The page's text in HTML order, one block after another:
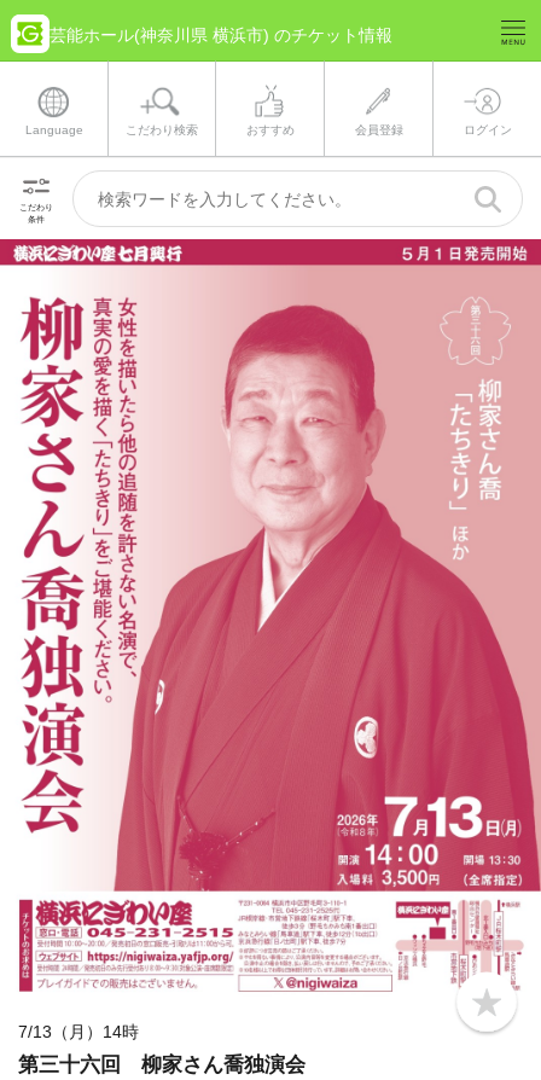
芸能ホール(神奈川県 横浜市) のチケット情報
Language こだわり検索 おすすめ 会員登録 ログイン
こだわり
条件
b
o
7/13（月）14時
第三十六回 柳家さん喬独演会